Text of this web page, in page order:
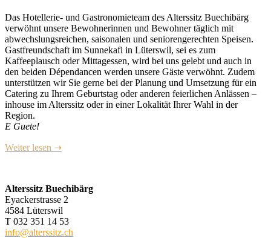
Das Hotellerie- und Gastronomieteam des Alterssitz Buechibärg
verwöhnt unsere Bewohnerinnen und Bewohner täglich mit
abwechslungsreichen, saisonalen und seniorengerechten Speisen.
Gastfreundschaft im Sunnekafi in Lüterswil, sei es zum
Kaffeeplausch oder Mittagessen, wird bei uns gelebt und auch in
den beiden Dépendancen werden unsere Gäste verwöhnt. Zudem
unterstützen wir Sie gerne bei der Planung und Umsetzung für ein
Catering zu Ihrem Geburtstag oder anderen feierlichen Anlässen –
inhouse im Alterssitz oder in einer Lokalität Ihrer Wahl in der
Region.
E Guete!
Weiter lesen ➝
Alterssitz Buechibärg
Eyackerstrasse 2
4584 Lüterswil
T 032 351 14 53
info@alterssitz.ch